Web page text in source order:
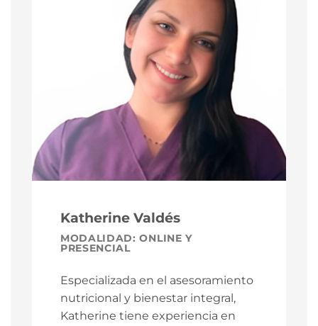
Katherine Valdés
MODALIDAD: ONLINE Y
PRESENCIAL
Especializada en el asesoramiento
nutricional y bienestar integral,
Katherine tiene experiencia en